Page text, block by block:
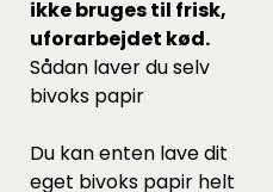
ikke bruges til frisk,
uforarbejdet kød.
Sådan laver du selv
bivoks papir
Du kan enten lave dit
eget bivoks papir helt